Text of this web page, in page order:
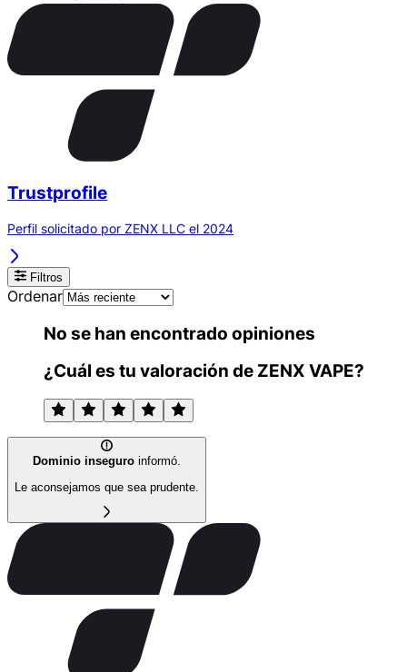
Trustprofile
Perfil solicitado por ZENX LLC el 2024
Filtros
Ordenar
No se han encontrado opiniones
¿Cuál es tu valoración de ZENX VAPE?
Dominio inseguro informó.
Le aconsejamos que sea prudente.